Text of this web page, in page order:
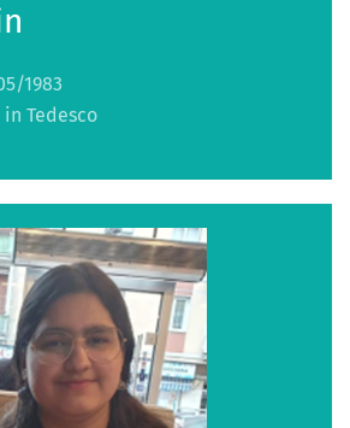
1983
Tedesco